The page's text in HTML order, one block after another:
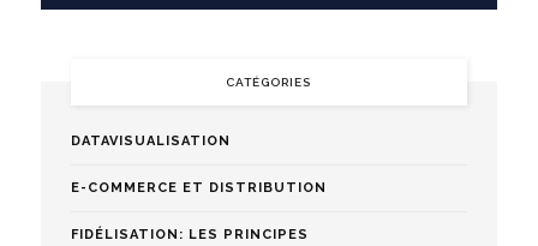
CATÉGORIES
DATAVISUALISATION
E-COMMERCE ET DISTRIBUTION
FIDÉLISATION: LES PRINCIPES